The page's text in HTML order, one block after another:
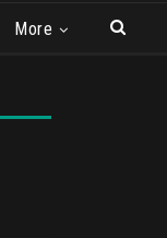
More